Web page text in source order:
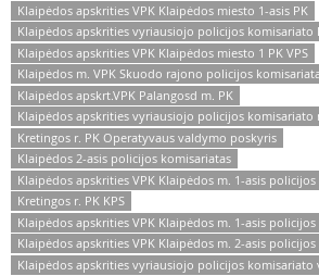
Klaipėdos apskrities VPK Klaipėdos miesto 1-asis PK
Klaipėdos apskrities vyriausiojo policijos
Klaipėdos apskrities VPK Klaipėdos miesto 1 PK VPS
Klaipėdos m. VPK Skuodo rajono policijos
Klaipėdos apskrt.VPK Palangosd m. PK
Klaipėdos apskrities vyriausiojo policijos komisariato
Kretingos r. PK Operatyvaus valdymo poskyris
Klaipėdos 2-asis policijos komisariatas
Klaipėdos apskrities VPK Klaipėdos m. 1-asis
Kretingos r. PK KPS
Klaipėdos apskrities VPK Klaipėdos m. 1-asis
Klaipėdos apskrities VPK Klaipėdos m. 2-asis
Klaipėdos apskrities vyriausiojo policijos